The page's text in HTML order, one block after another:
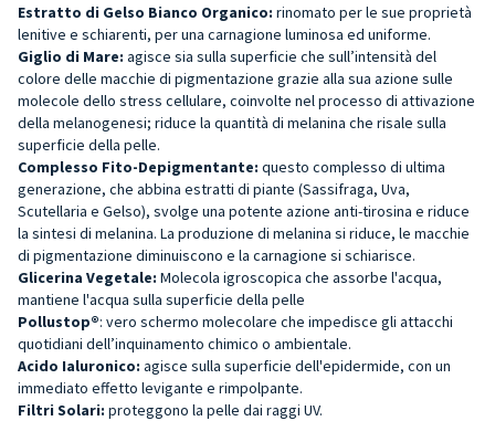
Estratto di Gelso Bianco Organico: rinomato per le sue proprietà
lenitive e schiarenti, per una carnagione luminosa ed uniforme.
Giglio di Mare: agisce sia sulla superficie che sull’intensità del
colore delle macchie di pigmentazione grazie alla sua azione sulle
molecole dello stress cellulare, coinvolte nel processo di attivazione
della melanogenesi; riduce la quantità di melanina che risale sulla
superficie della pelle.
Complesso Fito-Depigmentante: questo complesso di ultima
generazione, che abbina estratti di piante (Sassifraga, Uva,
Scutellaria e Gelso), svolge una potente azione anti-tirosina e riduce
la sintesi di melanina. La produzione di melanina si riduce, le macchie
di pigmentazione diminuiscono e la carnagione si schiarisce.
Glicerina Vegetale: Molecola igroscopica che assorbe l'acqua,
mantiene l'acqua sulla superficie della pelle
Pollustop®: vero schermo molecolare che impedisce gli attacchi
quotidiani dell’inquinamento chimico o ambientale.
Acido Ialuronico: agisce sulla superficie dell'epidermide, con un
immediato effetto levigante e rimpolpante.
Filtri Solari: proteggono la pelle dai raggi UV.